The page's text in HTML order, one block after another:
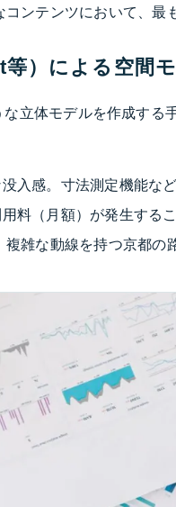
ンテンツにおいて、最
）による空間
立体モデルを作成する
入感。寸法測定機能な
料（月額）が発生するこ
雑な動線を持つ京都の